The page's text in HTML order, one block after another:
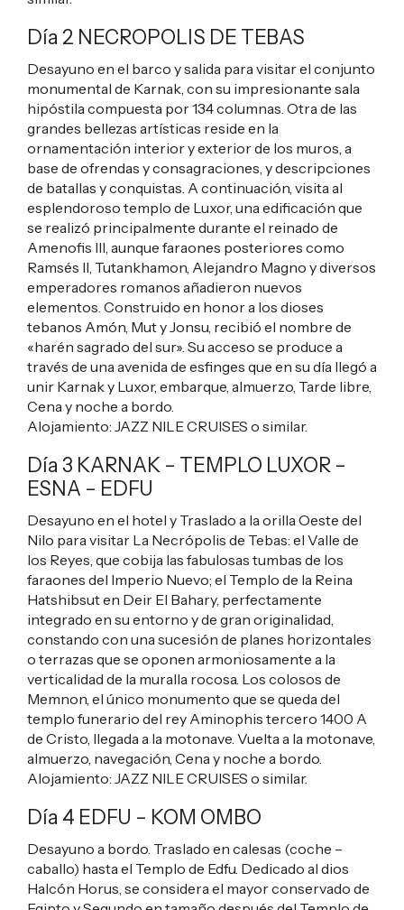
Día 2 NECROPOLIS DE TEBAS
Desayuno en el barco y salida para visitar el conjunto
monumental de Karnak, con su impresionante sala
hipóstila compuesta por 134 columnas. Otra de las
grandes bellezas artísticas reside en la
ornamentación interior y exterior de los muros, a
base de ofrendas y consagraciones, y descripciones
de batallas y conquistas. A continuación, visita al
esplendoroso templo de Luxor, una edificación que
se realizó principalmente durante el reinado de
Amenofis III, aunque faraones posteriores como
Ramsés II, Tutankhamon, Alejandro Magno y diversos
emperadores romanos añadieron nuevos
elementos. Construido en honor a los dioses
tebanos Amón, Mut y Jonsu, recibió el nombre de
«harén sagrado del sur». Su acceso se produce a
través de una avenida de esfinges que en su día llegó a
unir Karnak y Luxor, embarque, almuerzo, Tarde libre,
Cena y noche a bordo.
Alojamiento: JAZZ NILE CRUISES o similar.
Día 3 KARNAK – TEMPLO LUXOR –
ESNA – EDFU
Desayuno en el hotel y Traslado a la orilla Oeste del
Nilo para visitar La Necrópolis de Tebas: el Valle de
los Reyes, que cobija las fabulosas tumbas de los
faraones del Imperio Nuevo; el Templo de la Reina
Hatshibsut en Deir El Bahary, perfectamente
integrado en su entorno y de gran originalidad,
constando con una sucesión de planes horizontales
o terrazas que se oponen armoniosamente a la
verticalidad de la muralla rocosa. Los colosos de
Memnon, el único monumento que se queda del
templo funerario del rey Aminophis tercero 1400 A
de Cristo, llegada a la motonave. Vuelta a la motonave,
almuerzo, navegación, Cena y noche a bordo.
Alojamiento: JAZZ NILE CRUISES o similar.
Día 4 EDFU – KOM OMBO
Desayuno a bordo. Traslado en calesas (coche –
caballo) hasta el Templo de Edfu. Dedicado al dios
Halcón Horus, se considera el mayor conservado de